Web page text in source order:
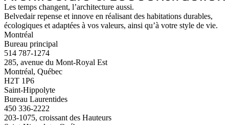
Les temps changent, l’architecture aussi.
Belvedair repense et innove en réalisant des habitations durables,
écologiques et adaptées à vos valeurs, ainsi qu’à votre style de vie.
Montréal
Bureau principal
514 787-1274
285, avenue du Mont-Royal Est
Montréal, Québec
H2T 1P6
Saint-Hippolyte
Bureau Laurentides
450 336-2222
203-1075, croissant des Hauteurs